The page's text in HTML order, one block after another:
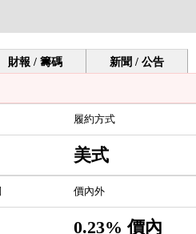
財報 / 籌碼 新聞 / 公告
履約方式
美式
價內外
0.23% 價內